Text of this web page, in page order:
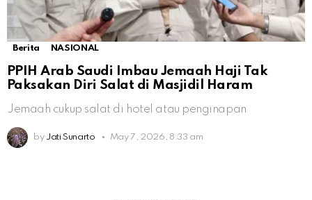
Berita NASIONAL
PPIH Arab Saudi Imbau Jemaah Haji Tak
Paksakan Diri Salat di Masjidil Haram
Jemaah cukup salat di hotel atau penginapan
by Jati Sunarto May 7, 2026, 8:33 am